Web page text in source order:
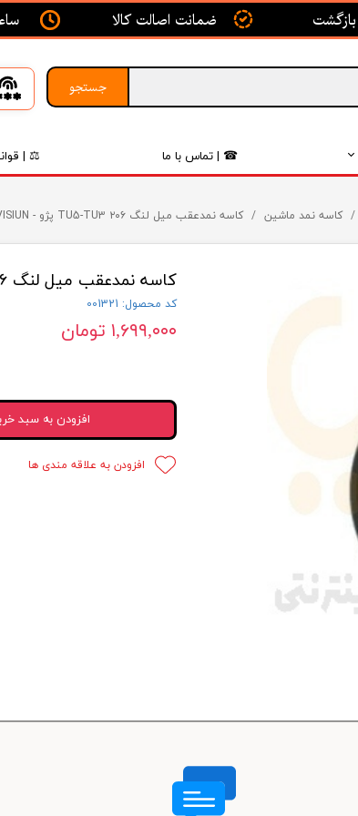
جستجو
☎ | تماس با ما ⚖ |
ضمانت اصالت کالا
کاسه نمد ماشین کاسه نمدعقب میل لنگ ۲۰۶ TU5-TU3 پژو - VISIUN - ویژن
کاسه نمدعقب میل لنگ ۲۰۶ TU5-TU3 پژو - VISIUN - ویژن
کد محصول: 001321
۱,۶۹۹,۰۰۰ تومان
افزودن به سبد
افزودن به علاقه مندی ها